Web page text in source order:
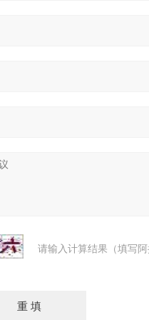
请输入计算结果（填写